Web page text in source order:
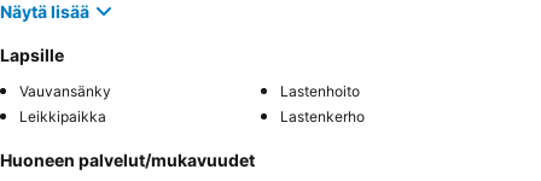
Näytä lisää
Lapsille
Vauvansänky
Lastenhoito
Leikkipaikka
Lastenkerho
Huoneen palvelut/mukavuudet